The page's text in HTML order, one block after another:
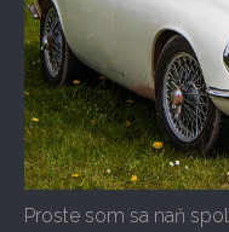
Proste som sa naň